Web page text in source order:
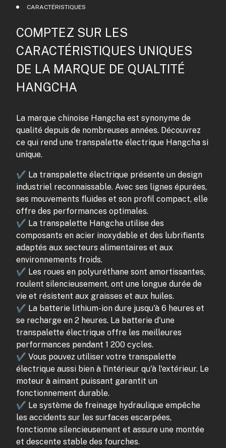
CARACTÉRISTIQUES
COMPTEZ SUR LES
CARACTÉRISTIQUES UNIQUES
DE LA MARQUE DE QUALTITÉ
HANGCHA
La marque chinoise Hangcha est synonyme de
qualité depuis de nombreuses années. Découvrez
ce qui rend une transpalette électrique Hangcha si
unique.
✔ La transpalette électrique présente un design
industriel reconnaissable. Avec ses lignes épurées,
ses mouvements fluides et son profil compact, elle
offre des performances optimales.
✔ La transpalette Hangcha utilise des
composants en acier inoxydable et des lubrifiants
adaptés aux secteurs alimentaires et aux
environnements froids.
✔ Les roues en polyuréthane sont amortissantes,
roulent silencieusement, ont une longue durée de
vie et résistent aux graisses et aux huiles.
✔ La batterie lithium-ion dure jusqu'à 6 heures et
se recharge en 2 heures. La batterie d'une
transpalette électrique offre les meilleures
performances pendant 1 200 cycles.
✔ Vous pouvez utiliser votre transpalette
électrique aussi bien à l'intérieur qu'à l'extérieur. Le
moteur à aimant puissant garantit un
fonctionnement durable.
✔ Le système de freinage hydraulique empêche
les accidents sur les surfaces escarpées,
fonctionne silencieusement et assure une montée
et descente stable des fourches.